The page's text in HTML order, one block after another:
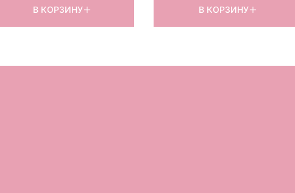
В КОРЗИНУ В КОРЗИНУ